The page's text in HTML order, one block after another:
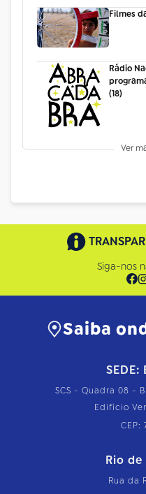
Filmes
Rádio
(18)
Ver
Siga-nos
Saiba
SCS - Quadra 08 -
Edifício
CEP:
Rio de
Rua da